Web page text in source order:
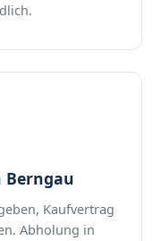
Berngau
Kaufvertrag
Abholung in